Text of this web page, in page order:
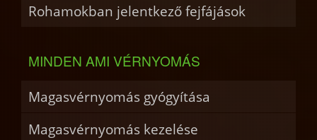
Rohamokban jelentkező fejfájások
MINDEN AMI VÉRNYOMÁS
Magasvérnyomás gyógyítása
Magasvérnyomás kezelése